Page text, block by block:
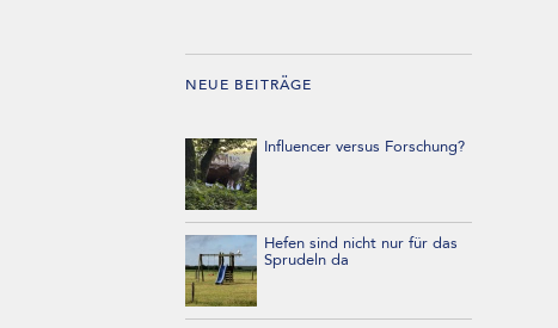
NEUE BEITRÄGE
Influencer versus Forschung?
Hefen sind nicht nur für das
Sprudeln da